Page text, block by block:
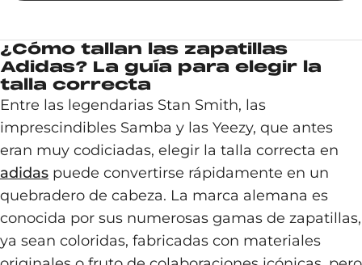
¿Cómo tallan las zapatillas
Adidas? La guía para elegir la
talla correcta
Entre las legendarias Stan Smith, las
imprescindibles Samba y las Yeezy, que antes
eran muy codiciadas, elegir la talla correcta en
adidas puede convertirse rápidamente en un
quebradero de cabeza. La marca alemana es
conocida por sus numerosas gamas de zapatillas,
ya sean coloridas, fabricadas con materiales